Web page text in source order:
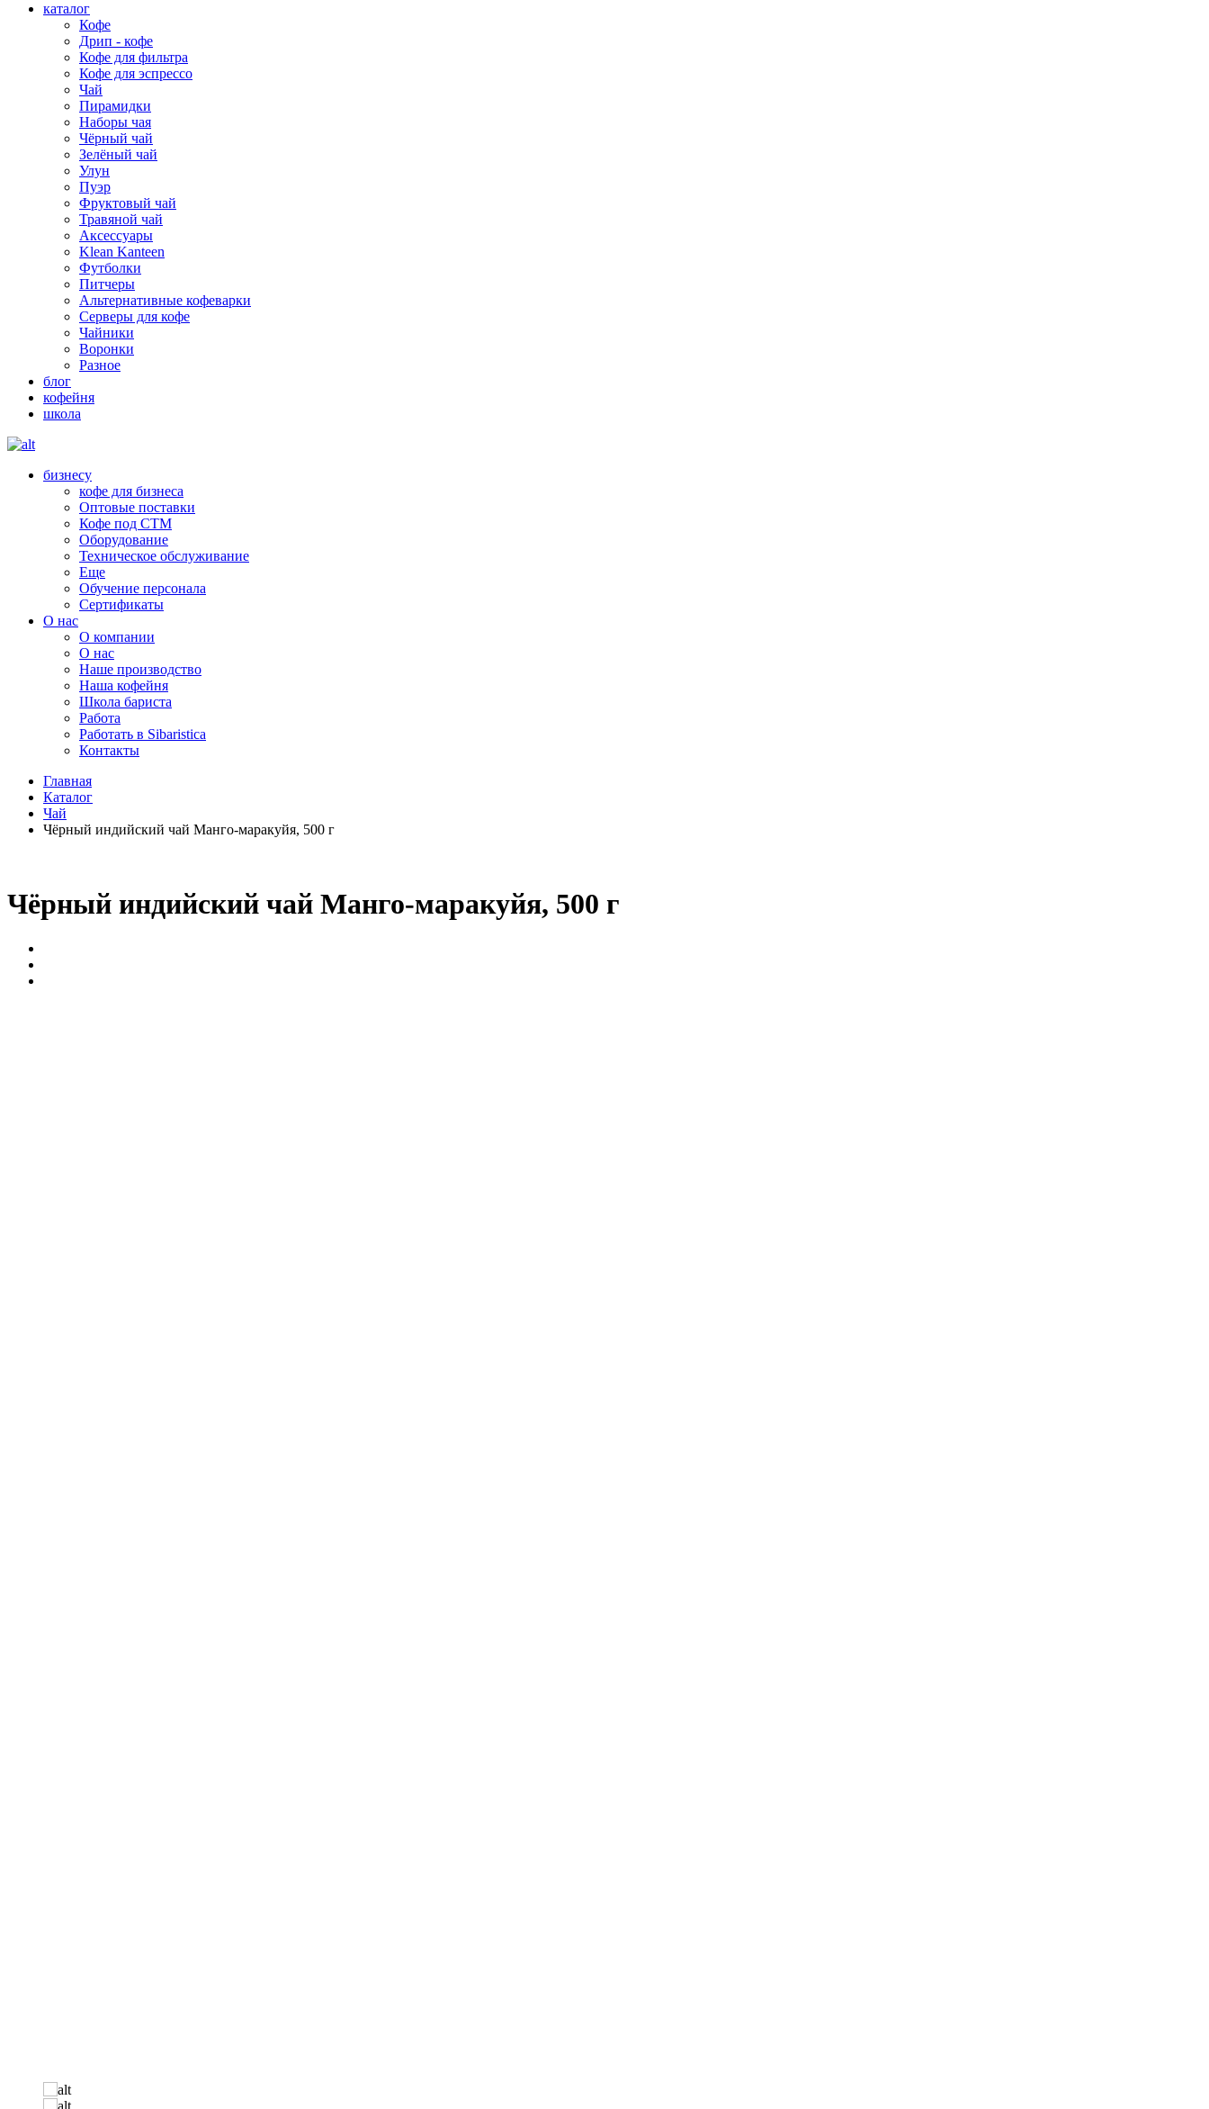
каталог
Кофе
Дрип - кофе
Кофе для фильтра
Кофе для эспрессо
Чай
Пирамидки
Наборы чая
Чёрный чай
Зелёный чай
Улун
Пуэр
Фруктовый чай
Травяной чай
Аксессуары
Klean Kanteen
Футболки
Питчеры
Альтернативные кофеварки
Серверы для кофе
Чайники
Воронки
Разное
блог
кофейня
школа
бизнесу
кофе для бизнеса
Оптовые поставки
Кофе под СТМ
Оборудование
Техническое обслуживание
Еще
Обучение персонала
Сертификаты
О нас
O компании
О нас
Наше производство
Наша кофейня
Школа бариста
Работа
Работать в Sibaristica
Контакты
Главная
Каталог
Чай
Чёрный индийский чай Манго-маракуйя, 500 г
Чёрный индийский чай Манго-маракуйя, 500 г